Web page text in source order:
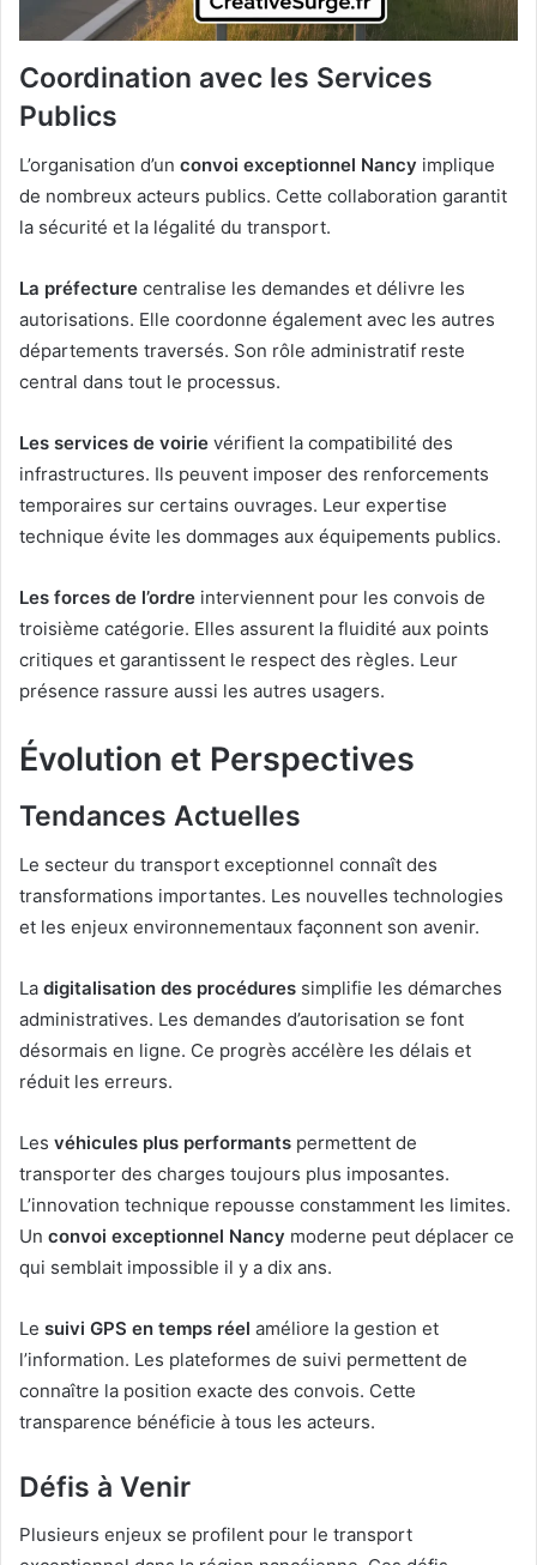
Coordination avec les Services
Publics
L’organisation d’un convoi exceptionnel Nancy implique
de nombreux acteurs publics. Cette collaboration garantit
la sécurité et la légalité du transport.
La préfecture centralise les demandes et délivre les
autorisations. Elle coordonne également avec les autres
départements traversés. Son rôle administratif reste
central dans tout le processus.
Les services de voirie vérifient la compatibilité des
infrastructures. Ils peuvent imposer des renforcements
temporaires sur certains ouvrages. Leur expertise
technique évite les dommages aux équipements publics.
Les forces de l’ordre interviennent pour les convois de
troisième catégorie. Elles assurent la fluidité aux points
critiques et garantissent le respect des règles. Leur
présence rassure aussi les autres usagers.
Évolution et Perspectives
Tendances Actuelles
Le secteur du transport exceptionnel connaît des
transformations importantes. Les nouvelles technologies
et les enjeux environnementaux façonnent son avenir.
La digitalisation des procédures simplifie les démarches
administratives. Les demandes d’autorisation se font
désormais en ligne. Ce progrès accélère les délais et
réduit les erreurs.
Les véhicules plus performants permettent de
transporter des charges toujours plus imposantes.
L’innovation technique repousse constamment les limites.
Un convoi exceptionnel Nancy moderne peut déplacer ce
qui semblait impossible il y a dix ans.
Le suivi GPS en temps réel améliore la gestion et
l’information. Les plateformes de suivi permettent de
connaître la position exacte des convois. Cette
transparence bénéficie à tous les acteurs.
Défis à Venir
Plusieurs enjeux se profilent pour le transport